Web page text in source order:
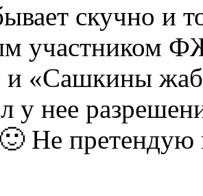
скучно и
участником
«Сашкины
у нее
Не